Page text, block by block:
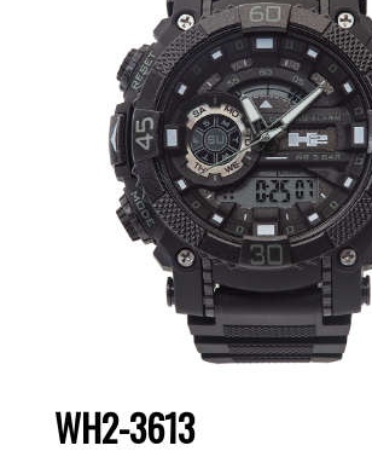
WH2-3613